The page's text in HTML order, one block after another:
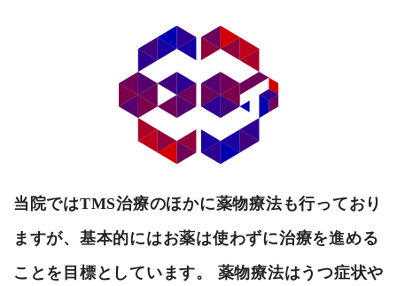
当院ではTMS治療のほかに薬物療法も行っており
ますが、基本的にはお薬は使わずに治療を進める
ことを目標としています。 薬物療法はうつ症状や